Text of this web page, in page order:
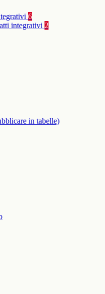
6
integrativi 2
in tabelle)